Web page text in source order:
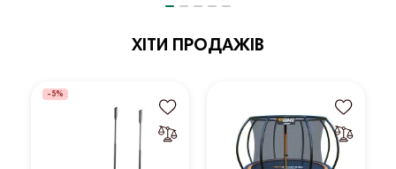
ХІТИ ПРОДАЖІВ
-5%